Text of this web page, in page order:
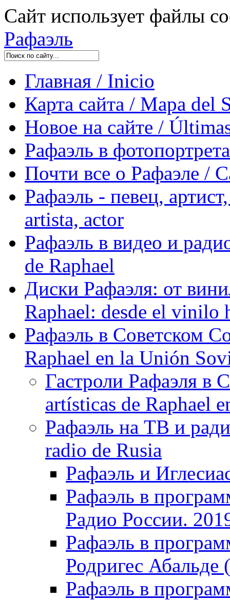
Сайт использует файлы
Рафаэль
Главная / Inicio
Карта сайта / Mapa del
Новое на сайте /
Рафаэль в
Почти все о Рафаэле /
Рафаэль - певец,
artista, actor
Рафаэль в видео и
de Raphael
Диски Рафаэля: от
Raphael: desde el vinilo
Рафаэль в Советском
Raphael en la Unión
Гастроли Рафаэля в
artísticas de Raphael
Рафаэль на ТВ и
radio de Rusia
Рафаэль и
Рафаэль в
Радио России.
Рафаэль в
Родригес
Рафаэль в